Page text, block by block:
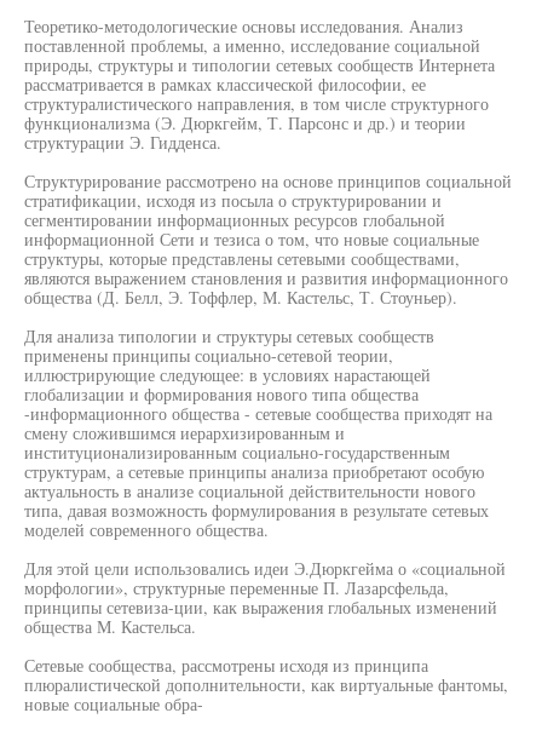
Теоретико-методологические основы исследования. Анализ
поставленной проблемы, а именно, исследование социальной
природы, структуры и типологии сетевых сообществ Интернета
рассматривается в рамках классической философии, ее
структуралистического направления, в том числе структурного
функционализма (Э. Дюркгейм, Т. Парсонс и др.) и теории
структурации Э. Гидденса.
Структурирование рассмотрено на основе принципов социальной
стратификации, исходя из посыла о структурировании и
сегментировании информационных ресурсов глобальной
информационной Сети и тезиса о том, что новые социальные
структуры, которые представлены сетевыми сообществами,
являются выражением становления и развития информационного
общества (Д. Белл, Э. Тоффлер, М. Кастельс, Т. Стоуньер).
Для анализа типологии и структуры сетевых сообществ
применены принципы социально-сетевой теории,
иллюстрирующие следующее: в условиях нарастающей
глобализации и формирования нового типа общества
-информационного общества - сетевые сообщества приходят на
смену сложившимся иерархизированным и
институционализированным социально-государственным
структурам, а сетевые принципы анализа приобретают особую
актуальность в анализе социальной действительности нового
типа, давая возможность формулирования в результате сетевых
моделей современного общества.
Для этой цели использовались идеи Э.Дюркгейма о «социальной
морфологии», структурные переменные П. Лазарсфельда,
принципы сетевиза-ции, как выражения глобальных изменений
общества М. Кастельса.
Сетевые сообщества, рассмотрены исходя из принципа
плюралистической дополнительности, как виртуальные фантомы,
новые социальные обра-